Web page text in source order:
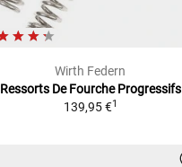
Wirth Federn
Ressorts De Fourche Progressifs
139,95 €1